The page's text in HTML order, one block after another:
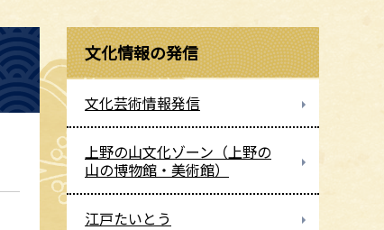
文化情報の発信
文化芸術情報発信
上野の山文化ゾーン（上野の
山の博物館・美術館）
江戸たいとう